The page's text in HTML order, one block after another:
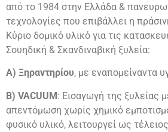
από το 1984 στην Ελλάδα &
τεχνολογίες που επιβάλλει η
Κύριο δομικό υλικό για τις
Σουηδική & Σκανδιναβική ξυλεία:
Α) Ξηραντηρίου, με εναπομείναντα
Β) VACUUM: Εισαγωγή της ξυλείας
απεντόμωση χωρίς χημικό
φυσικό υλικό, λειτουργεί ως